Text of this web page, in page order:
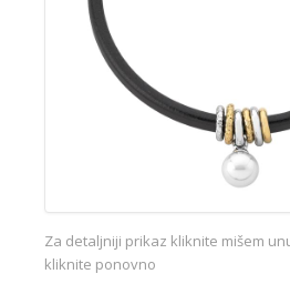
Za detaljniji prikaz kliknite mišem
kliknite ponovno